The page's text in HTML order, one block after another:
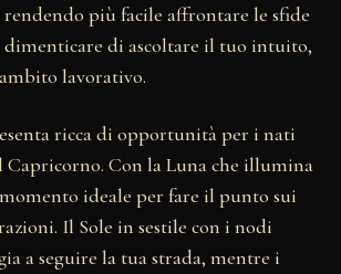
più facile affrontare le sfide
di ascoltare il tuo intuito,
lavorativo.
ricca di opportunità per i nati
Capricorno. Con la Luna che illumina
ideale per fare il punto sui
Il Sole in sestile con i nodi
a seguire la tua strada, mentre i